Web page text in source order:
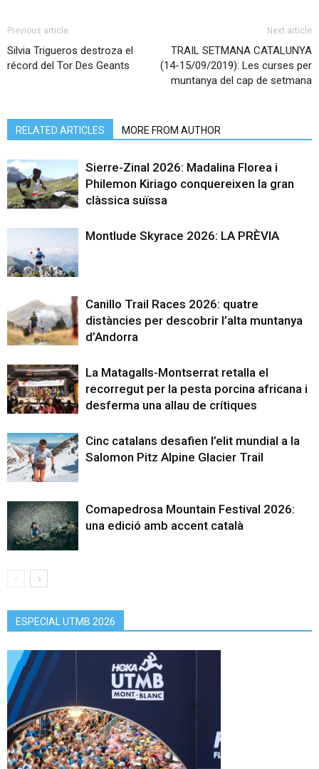
Previous article
Silvia Trigueros destroza el
récord del Tor Des Geants
Next article
TRAIL SETMANA CATALUNYA
(14-15/09/2019): Les curses per
muntanya del cap de setmana
RELATED ARTICLES MORE FROM AUTHOR
Sierre-Zinal 2026: Madalina Florea i
Philemon Kiriago conquereixen la gran
clàssica suïssa
Montlude Skyrace 2026: LA PRÈVIA
Canillo Trail Races 2026: quatre
distàncies per descobrir l’alta muntanya
d’Andorra
La Matagalls-Montserrat retalla el
recorregut per la pesta porcina africana i
desferma una allau de crítiques
Cinc catalans desafien l’elit mundial a la
Salomon Pitz Alpine Glacier Trail
Comapedrosa Mountain Festival 2026:
una edició amb accent català
ESPECIAL UTMB 2026